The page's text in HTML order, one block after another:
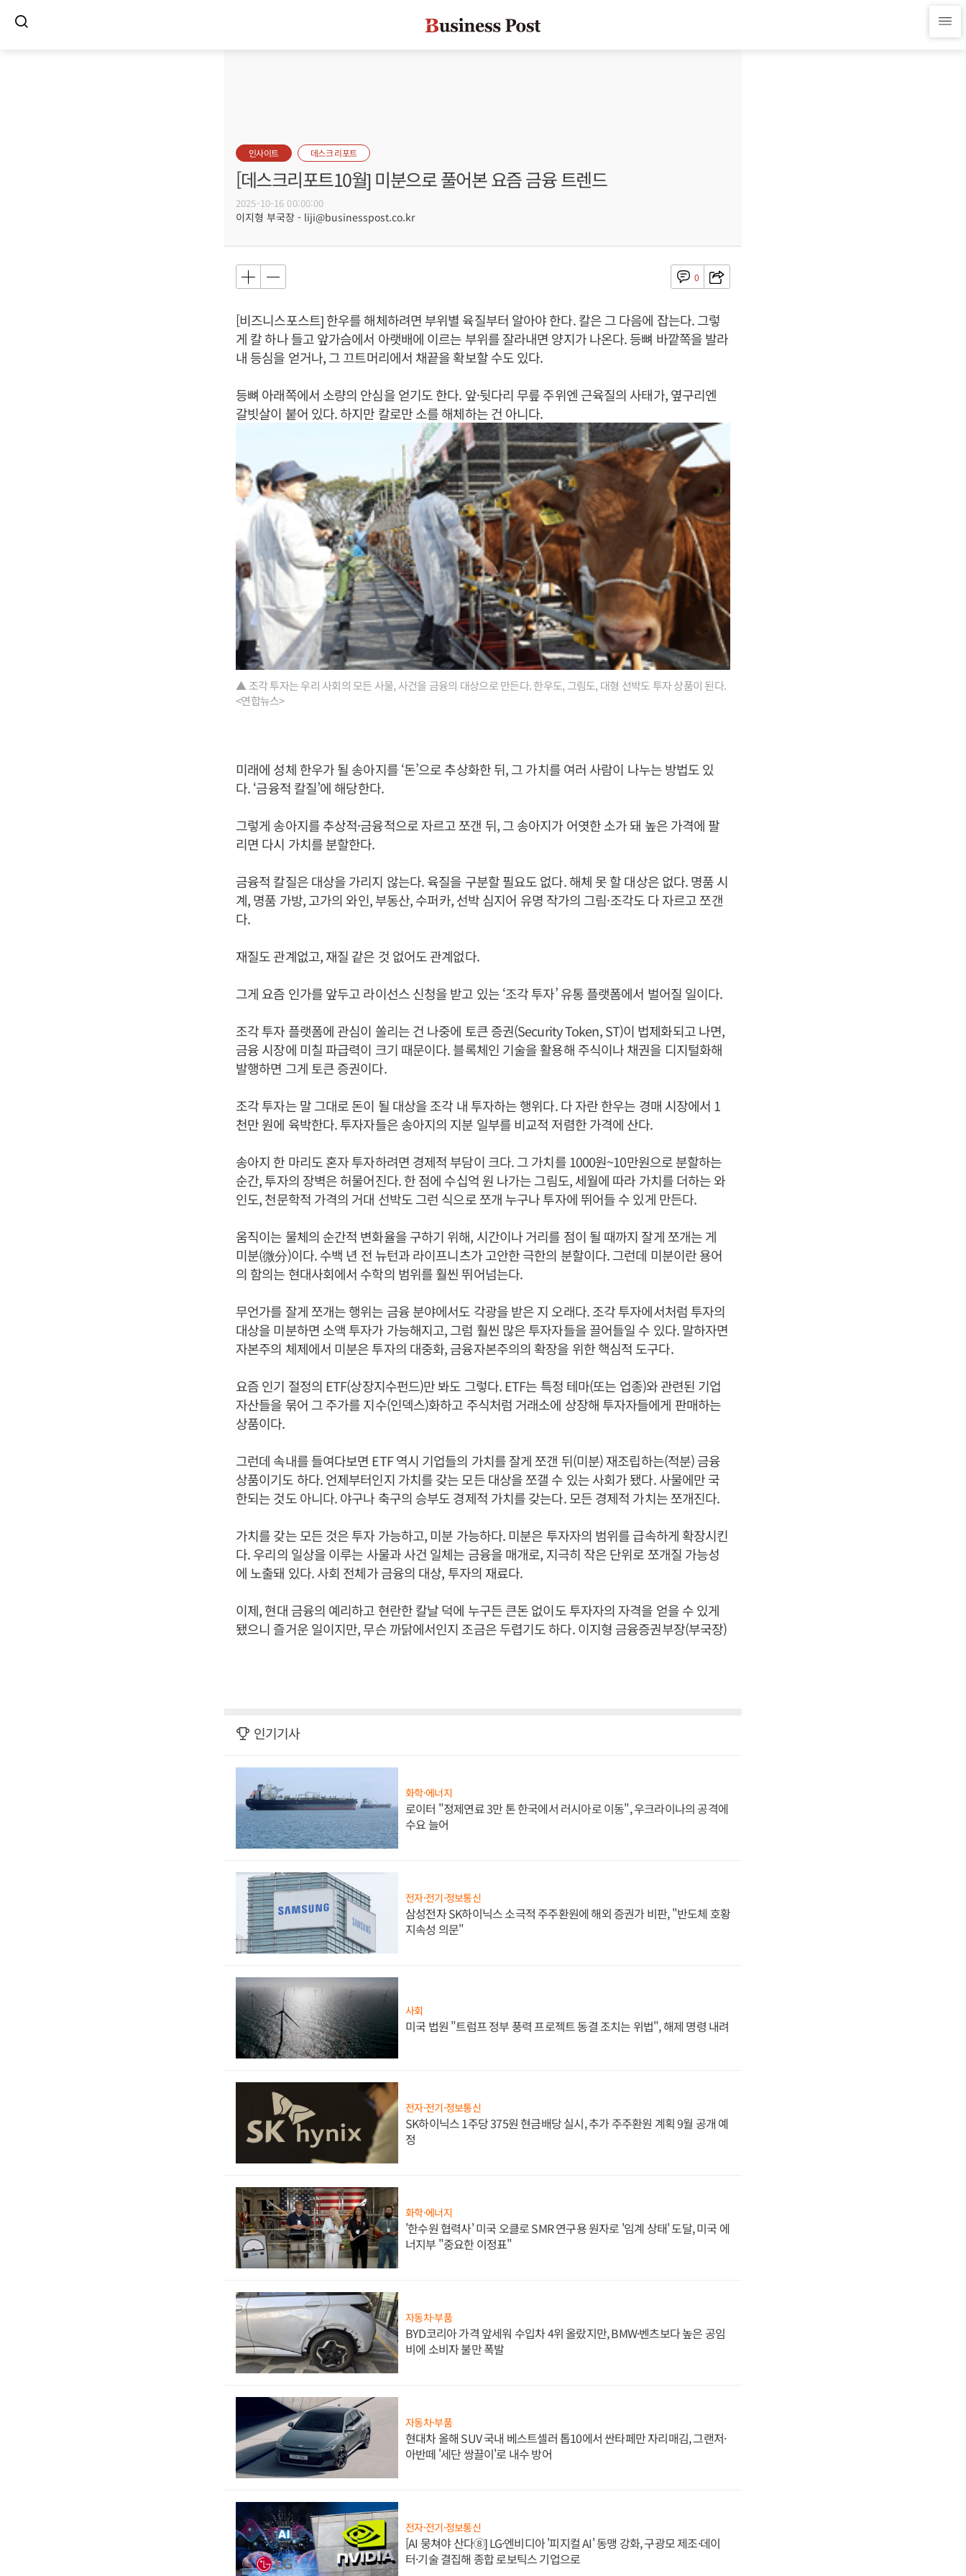
인사이트 데스크 리포트
[데스크리포트10월] 미분으로 풀어본 요즘 금융 트렌드
2025-10-16 00:00:00
이지형 부국장 - liji@businesspost.co.kr
0
[비즈니스포스트] 한우를 해체하려면 부위별 육질부터 알아야 한다. 칼은 그 다음에 잡는다. 그렇
게 칼 하나 들고 앞가슴에서 아랫배에 이르는 부위를 잘라내면 양지가 나온다. 등뼈 바깥쪽을 발라
내 등심을 얻거나, 그 끄트머리에서 채끝을 확보할 수도 있다.
등뼈 아래쪽에서 소량의 안심을 얻기도 한다. 앞·뒷다리 무릎 주위엔 근육질의 사태가, 옆구리엔
갈빗살이 붙어 있다. 하지만 칼로만 소를 해체하는 건 아니다.
▲ 조각 투자는 우리 사회의 모든 사물, 사건을 금융의 대상으로 만든다. 한우도, 그림도, 대형 선박도 투자 상품이 된다.
<연합뉴스>
미래에 성체 한우가 될 송아지를 ‘돈’으로 추상화한 뒤, 그 가치를 여러 사람이 나누는 방법도 있
다. ‘금융적 칼질’에 해당한다.
그렇게 송아지를 추상적·금융적으로 자르고 쪼갠 뒤, 그 송아지가 어엿한 소가 돼 높은 가격에 팔
리면 다시 가치를 분할한다.
금융적 칼질은 대상을 가리지 않는다. 육질을 구분할 필요도 없다. 해체 못 할 대상은 없다. 명품 시
계, 명품 가방, 고가의 와인, 부동산, 수퍼카, 선박 심지어 유명 작가의 그림·조각도 다 자르고 쪼갠
다.
재질도 관계없고, 재질 같은 것 없어도 관계없다.
그게 요즘 인가를 앞두고 라이선스 신청을 받고 있는 ‘조각 투자’ 유통 플랫폼에서 벌어질 일이다.
조각 투자 플랫폼에 관심이 쏠리는 건 나중에 토큰 증권(Security Token, ST)이 법제화되고 나면,
금융 시장에 미칠 파급력이 크기 때문이다. 블록체인 기술을 활용해 주식이나 채권을 디지털화해
발행하면 그게 토큰 증권이다.
조각 투자는 말 그대로 돈이 될 대상을 조각 내 투자하는 행위다. 다 자란 한우는 경매 시장에서 1
천만 원에 육박한다. 투자자들은 송아지의 지분 일부를 비교적 저렴한 가격에 산다.
송아지 한 마리도 혼자 투자하려면 경제적 부담이 크다. 그 가치를 1000원~10만원으로 분할하는
순간, 투자의 장벽은 허물어진다. 한 점에 수십억 원 나가는 그림도, 세월에 따라 가치를 더하는 와
인도, 천문학적 가격의 거대 선박도 그런 식으로 쪼개 누구나 투자에 뛰어들 수 있게 만든다.
움직이는 물체의 순간적 변화율을 구하기 위해, 시간이나 거리를 점이 될 때까지 잘게 쪼개는 게
미분(微分)이다. 수백 년 전 뉴턴과 라이프니츠가 고안한 극한의 분할이다. 그런데 미분이란 용어
의 함의는 현대사회에서 수학의 범위를 훨씬 뛰어넘는다.
무언가를 잘게 쪼개는 행위는 금융 분야에서도 각광을 받은 지 오래다. 조각 투자에서처럼 투자의
대상을 미분하면 소액 투자가 가능해지고, 그럼 훨씬 많은 투자자들을 끌어들일 수 있다. 말하자면
자본주의 체제에서 미분은 투자의 대중화, 금융자본주의의 확장을 위한 핵심적 도구다.
요즘 인기 절정의 ETF(상장지수펀드)만 봐도 그렇다. ETF는 특정 테마(또는 업종)와 관련된 기업
자산들을 묶어 그 주가를 지수(인덱스)화하고 주식처럼 거래소에 상장해 투자자들에게 판매하는
상품이다.
그런데 속내를 들여다보면 ETF 역시 기업들의 가치를 잘게 쪼갠 뒤(미분) 재조립하는(적분) 금융
상품이기도 하다. 언제부터인지 가치를 갖는 모든 대상을 쪼갤 수 있는 사회가 됐다. 사물에만 국
한되는 것도 아니다. 야구나 축구의 승부도 경제적 가치를 갖는다. 모든 경제적 가치는 쪼개진다.
가치를 갖는 모든 것은 투자 가능하고, 미분 가능하다. 미분은 투자자의 범위를 급속하게 확장시킨
다. 우리의 일상을 이루는 사물과 사건 일체는 금융을 매개로, 지극히 작은 단위로 쪼개질 가능성
에 노출돼 있다. 사회 전체가 금융의 대상, 투자의 재료다.
이제, 현대 금융의 예리하고 현란한 칼날 덕에 누구든 큰돈 없이도 투자자의 자격을 얻을 수 있게
됐으니 즐거운 일이지만, 무슨 까닭에서인지 조금은 두렵기도 하다. 이지형 금융증권부장(부국장)
인기기사
화학·에너지
로이터 "정제연료 3만 톤 한국에서 러시아로 이동", 우크라이나의 공격에
수요 늘어
전자·전기·정보통신
삼성전자 SK하이닉스 소극적 주주환원에 해외 증권가 비판, "반도체 호황
지속성 의문"
사회
미국 법원 "트럼프 정부 풍력 프로젝트 동결 조치는 위법", 해제 명령 내려
전자·전기·정보통신
SK하이닉스 1주당 375원 현금배당 실시, 추가 주주환원 계획 9월 공개 예
정
화학·에너지
'한수원 협력사' 미국 오클로 SMR 연구용 원자로 '임계 상태' 도달, 미국 에
너지부 "중요한 이정표"
자동차·부품
BYD코리아 가격 앞세워 수입차 4위 올랐지만, BMW·벤츠보다 높은 공임
비에 소비자 불만 폭발
자동차·부품
현대차 올해 SUV 국내 베스트셀러 톱10에서 싼타페만 자리매김, 그랜저·
아반떼 '세단 쌍끌이'로 내수 방어
전자·전기·정보통신
[AI 뭉쳐야 산다⑧] LG·엔비디아 '피지컬 AI' 동맹 강화, 구광모 제조·데이
터·기술 결집해 종합 로보틱스 기업으로